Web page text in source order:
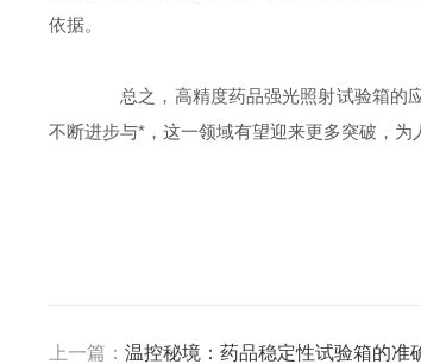
依据。
总之，高精度药品强光照射试验箱的应
不断进步与*，这一领域有望迎来更多突破，为
上一篇： 温控秘境：药品稳定性试验箱的准